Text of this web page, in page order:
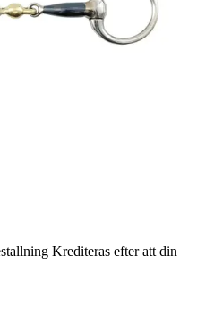
Krediteras efter att din